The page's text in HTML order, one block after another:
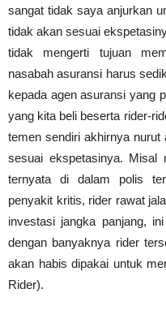
sangat tidak saya anjurkan
tidak akan sesuai
tidak mengerti tujuan
nasabah asuransi harus
kepada agen asuransi yang
yang kita beli beserta rider-
temen sendiri akhirnya
sesuai ekspetasinya. Misal
ternyata di dalam polis
penyakit kritis, rider rawat
investasi jangka panjang,
dengan banyaknya rider
akan habis dipakai untuk
Rider).